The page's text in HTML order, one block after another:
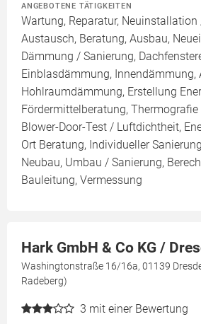
ANGEBOTENE TÄTIGKEITEN
Wartung, Reparatur, Neuinstallation
Austausch, Beratung, Ausbau,
Dämmung / Sanierung,
Einblasdämmung, Innendämmung,
Hohlraumdämmung, Erstellung
Fördermittelberatung,
Blower-Door-Test / Luftdichtheit,
Ort Beratung, Individueller
Neubau, Umbau / Sanierung,
Bauleitung, Vermessung
Hark GmbH & Co KG /
Washingtonstraße 16/16a, 01139
Radeberg)
3 mit einer Bewertung